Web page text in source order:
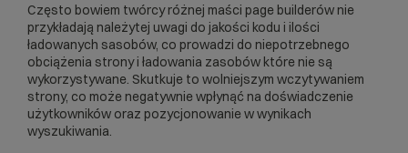
Często bowiem twórcy różnej maści page builderów nie
przykładają należytej uwagi do jakości kodu i ilości
ładowanych sasobów, co prowadzi do niepotrzebnego
obciążenia strony i ładowania zasobów które nie są
wykorzystywane. Skutkuje to wolniejszym wczytywaniem
strony, co może negatywnie wpłynąć na doświadczenie
użytkowników oraz pozycjonowanie w wynikach
wyszukiwania.